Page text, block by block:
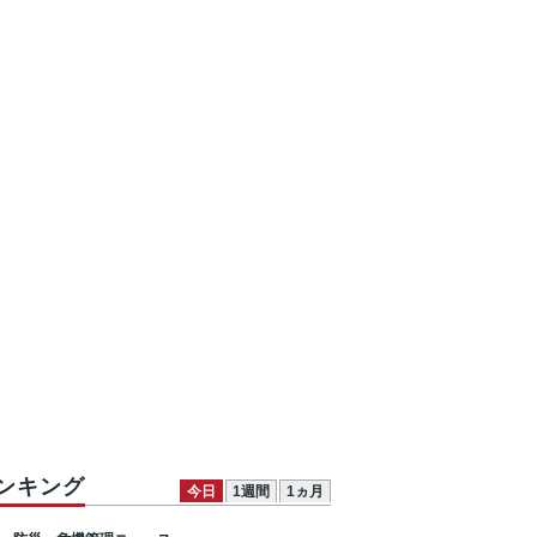
キング 今日 1週間 1ヵ月